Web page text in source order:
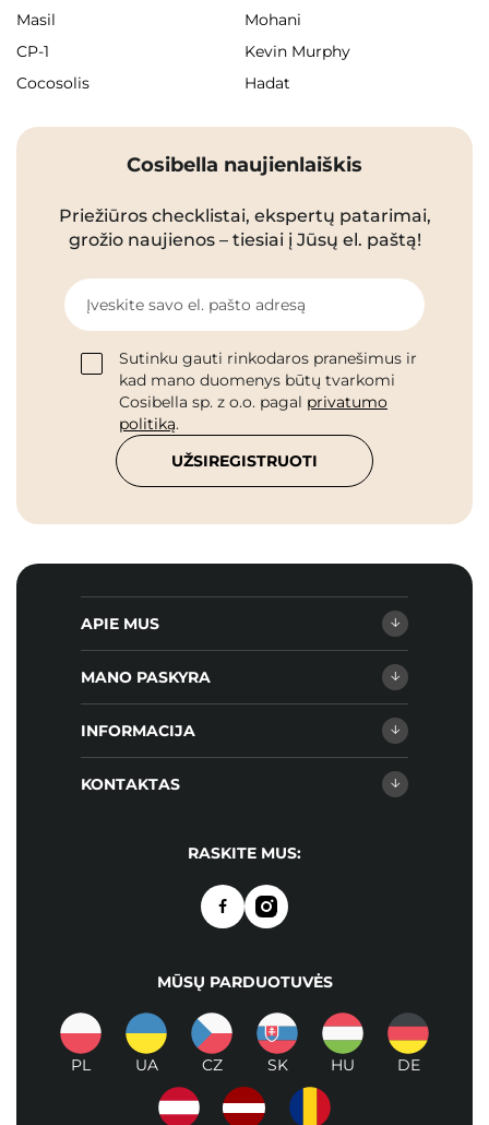
Masil
Mohani
CP-1
Kevin Murphy
Cocosolis
Hadat
Cosibella naujienlaiškis
Priežiūros checklistai, ekspertų patarimai,
grožio naujienos – tiesiai į Jūsų el. paštą!
Įveskite savo el. pašto adresą
Sutinku gauti rinkodaros pranešimus ir
kad mano duomenys būtų tvarkomi
Cosibella sp. z o.o. pagal privatumo
politiką.
UŽSIREGISTRUOTI
APIE MUS
MANO PASKYRA
INFORMACIJA
KONTAKTAS
RASKITE MUS:
MŪSŲ PARDUOTUVĖS
PL UA CZ SK HU DE